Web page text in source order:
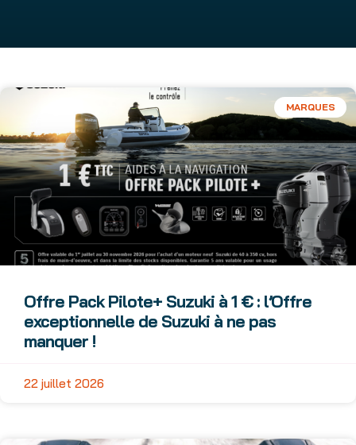
MARQUES
Offre Pack Pilote+ Suzuki à 1 € : l’Offre
exceptionnelle de Suzuki à ne pas
manquer !
22 juillet 2026